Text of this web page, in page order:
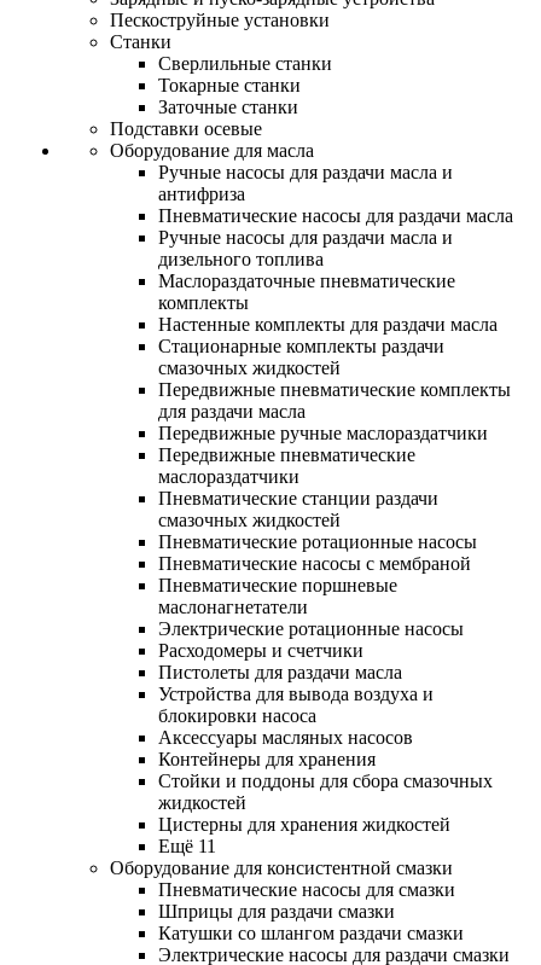
Пескоструйные установки
Станки
Сверлильные станки
Токарные станки
Заточные станки
Подставки осевые
Оборудование для масла
Ручные насосы для раздачи масла и
антифриза
Пневматические насосы для раздачи масла
Ручные насосы для раздачи масла и
дизельного топлива
Маслораздаточные пневматические
комплекты
Настенные комплекты для раздачи масла
Стационарные комплекты раздачи
смазочных жидкостей
Передвижные пневматические комплекты
для раздачи масла
Передвижные ручные маслораздатчики
Передвижные пневматические
маслораздатчики
Пневматические станции раздачи
смазочных жидкостей
Пневматические ротационные насосы
Пневматические насосы с мембраной
Пневматические поршневые
маслонагнетатели
Электрические ротационные насосы
Расходомеры и счетчики
Пистолеты для раздачи масла
Устройства для вывода воздуха и
блокировки насоса
Аксессуары масляных насосов
Контейнеры для хранения
Стойки и поддоны для сбора смазочных
жидкостей
Цистерны для хранения жидкостей
Ещё 11
Оборудование для консистентной смазки
Пневматические насосы для смазки
Шприцы для раздачи смазки
Катушки со шлангом раздачи смазки
Электрические насосы для раздачи смазки